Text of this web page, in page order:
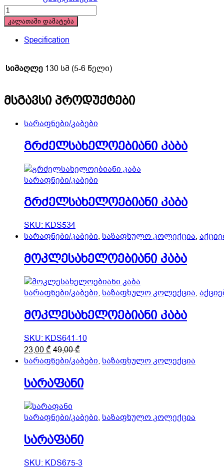
სარაფანი
quantity
კალათაში დამატება
Specification
სიმაღლე 130 სმ (5-6 წელი)
მსგავსი პროდუქტები
სარაფნები/კაბები
გრძელსახელოებიანი კაბა
სარაფნები/კაბები
გრძელსახელოებიანი კაბა
SKU: KDS534
სარაფნები/კაბები, საზაფხულო კოლექცია,
მოკლესახელოებიანი კაბა
სარაფნები/კაბები, საზაფხულო კოლექცია,
მოკლესახელოებიანი კაბა
SKU: KDS641-10
23,00₾49,00₾This
product
multiple
variants.
options
be
chosen
on
სარაფნები/კაბები, საზაფხულო კოლექცია
სარაფანი
სარაფნები/კაბები, საზაფხულო კოლექცია
სარაფანი
SKU: KDS675-3